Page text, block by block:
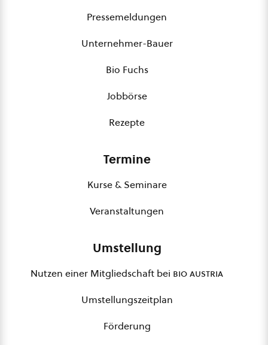
Pressemeldungen
Unternehmer-Bauer
Bio Fuchs
Jobbörse
Rezepte
Termine
Kurse & Seminare
Veranstaltungen
Umstellung
Nutzen einer Mitgliedschaft bei bio austria
Umstellungszeitplan
Förderung